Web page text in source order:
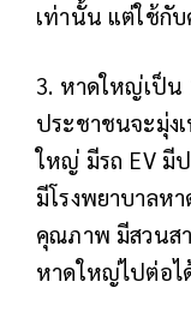
เท่านั้น แต่ใช้กั
3. หาดใหญ่เป็น
ประชาชนจะมุ่ง
ใหญ่ มีรถ EV มี
มีโรงพยาบาลห
คุณภาพ มีสวนส
หาดใหญ่ไปต่อไ